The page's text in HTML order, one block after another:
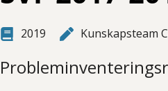
2019 Kunskapsteam